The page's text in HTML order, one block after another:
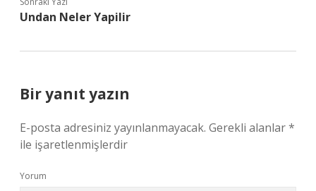
Undan Neler Yapilir
Bir yanıt yazın
E-posta adresiniz yayınlanmayacak. Gerekli alanlar*
ile işaretlenmişlerdir
Yorum